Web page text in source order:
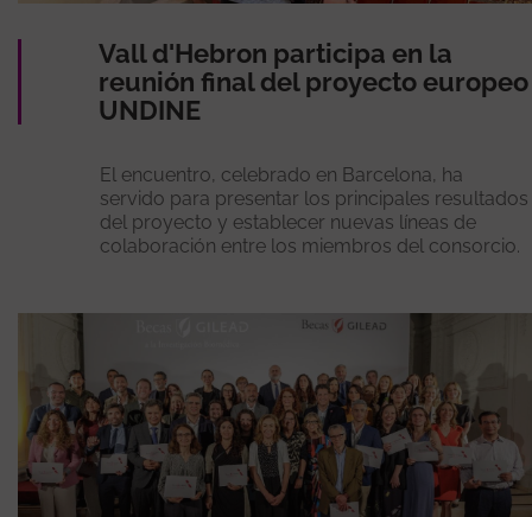
Vall d'Hebron participa en la
reunión final del proyecto europeo
UNDINE
El encuentro, celebrado en Barcelona, ha
servido para presentar los principales resultados
del proyecto y establecer nuevas líneas de
colaboración entre los miembros del consorcio.